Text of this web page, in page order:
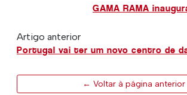
GAMA RAMA
Artigo anterior
Portugal vai ter um novo centro de
← Voltar à página anterior